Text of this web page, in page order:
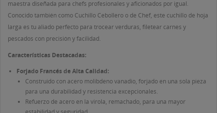
maestra diseñada para chefs profesionales y aficionados por igual.
Conocido también como Cuchillo Cebollero o de Chef, este cuchillo de hoja
larga es tu aliado perfecto para trocear verduras, filetear carnes y
pescados con precisión y facilidad.
Características Destacadas:
Forjado Francés de Alta Calidad:
Construido con acero molibdeno vanadio, forjado en una sola pieza
para una durabilidad y resistencia excepcionales.
Refuerzo de acero en la virola, remachado, para una mayor
MI LISTA DE DESEOS
((LABEL))
((CANCELTEXT)) ((CREATETEXT))
INICIAR SESIÓN
Debe iniciar sesión para guardar productos en su lista
de deseos.
((CANCELTEXT))